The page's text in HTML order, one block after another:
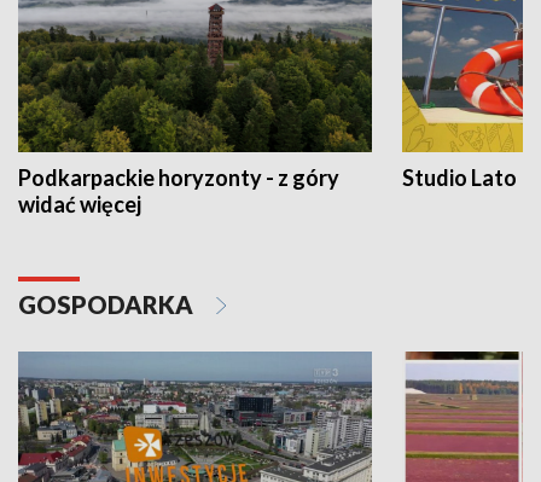
Podkarpackie horyzonty - z góry
widać więcej
Studio Lato
GOSPODARKA